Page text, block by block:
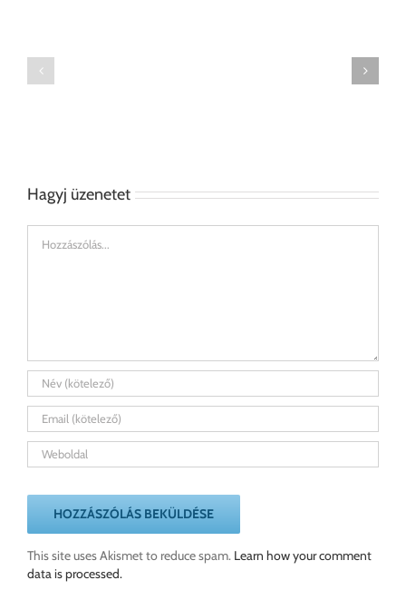
Hagyj üzenetet
This site uses Akismet to reduce spam. Learn how your comment
data is processed.